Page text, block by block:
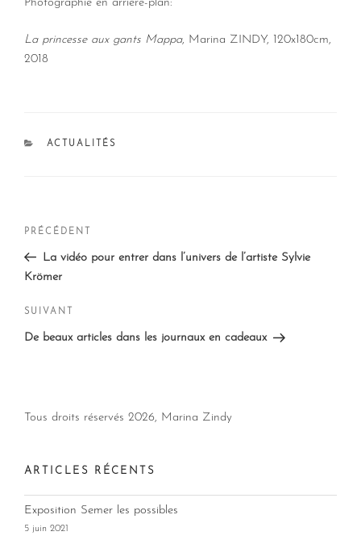
Photographie en arrière-plan:
La princesse aux gants Mappa, Marina ZINDY, 120x180cm,
2018
CATÉGORIES
ACTUALITÉS
Navigation
l’article
Article
précédent
PRÉCÉDENT
La vidéo pour entrer dans l’univers de l’artiste Sylvie
Krömer
Article
suivant
SUIVANT
De beaux articles dans les journaux en cadeaux
Tous droits réservés 2026, Marina Zindy
ARTICLES RÉCENTS
Exposition Semer les possibles
5 juin 2021